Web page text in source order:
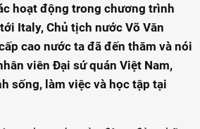
hoạt động trong chương trình
Italy, Chủ tịch nước Võ Văn
cao nước ta đã đến thăm và nói
viên Đại sứ quán Việt Nam,
sống, làm việc và học tập tại